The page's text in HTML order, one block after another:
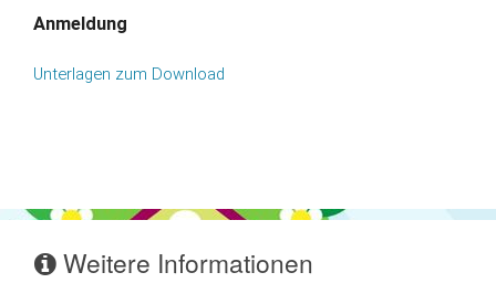
Anmeldung
Unterlagen zum Download
Weitere Informationen